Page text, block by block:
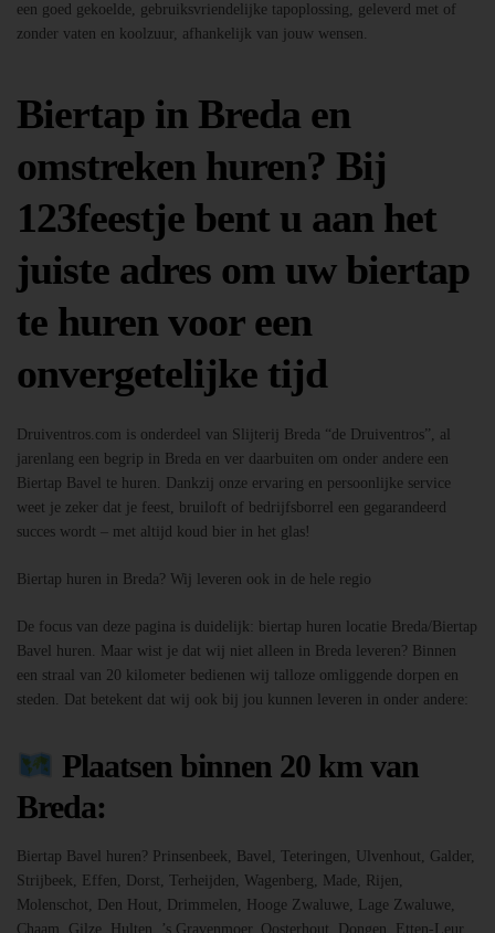
een goed gekoelde, gebruiksvriendelijke tapoplossing, geleverd met of
zonder vaten en koolzuur, afhankelijk van jouw wensen.
Biertap in Breda en
omstreken huren? Bij
123feestje bent u aan het
juiste adres om uw biertap
te huren voor een
onvergetelijke tijd
Druiventros.com is onderdeel van Slijterij Breda “de Druiventros”, al
jarenlang een begrip in Breda en ver daarbuiten om onder andere een
Biertap Bavel te huren. Dankzij onze ervaring en persoonlijke service
weet je zeker dat je feest, bruiloft of bedrijfsborrel een gegarandeerd
succes wordt – met altijd koud bier in het glas!
Biertap huren in Breda? Wij leveren ook in de hele regio
De focus van deze pagina is duidelijk: biertap huren locatie Breda/Biertap
Bavel huren. Maar wist je dat wij niet alleen in Breda leveren? Binnen
een straal van 20 kilometer bedienen wij talloze omliggende dorpen en
steden. Dat betekent dat wij ook bij jou kunnen leveren in onder andere:
Plaatsen binnen 20 km van
Breda:
Biertap Bavel huren? Prinsenbeek, Bavel, Teteringen, Ulvenhout, Galder,
Strijbeek, Effen, Dorst, Terheijden, Wagenberg, Made, Rijen,
Molenschot, Den Hout, Drimmelen, Hooge Zwaluwe, Lage Zwaluwe,
Chaam, Gilze, Hulten, ’s Gravenmoer, Oosterhout, Dongen, Etten-Leur,